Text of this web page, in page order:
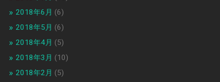
2018年6月 (6)
2018年5月 (6)
2018年4月 (5)
2018年3月 (10)
2018年2月 (5)